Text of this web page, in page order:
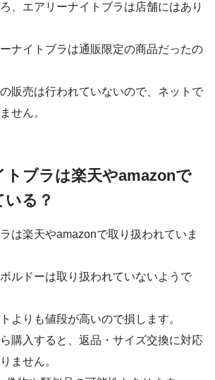
、エアリーナイトブラは店舗にはあり
ナイトブラは通販限定の商品だったの
販売は行われていないので、ネットで
せん。
トブラは楽天やamazonで
る？
は楽天やamazonで取り扱われていま
ルドーは取り扱われていないようで
よりも値段が高いので損します。
購入すると、返品・サイズ交換に対応
ません。